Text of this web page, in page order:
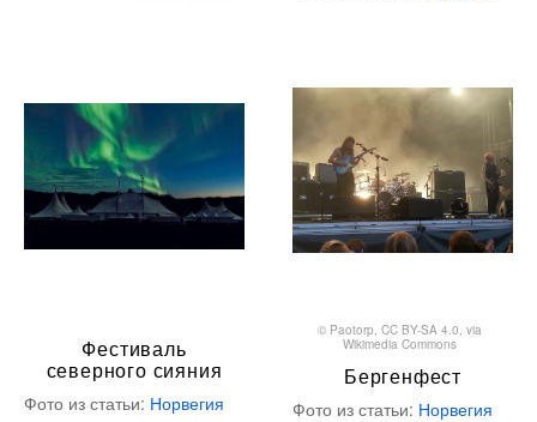
Фестиваль
северного сияния
Фото из статьи: Норвегия
© Paotorp, CC BY-SA 4.0, via
Wikimedia Commons
Бергенфест
Фото из статьи: Норвегия